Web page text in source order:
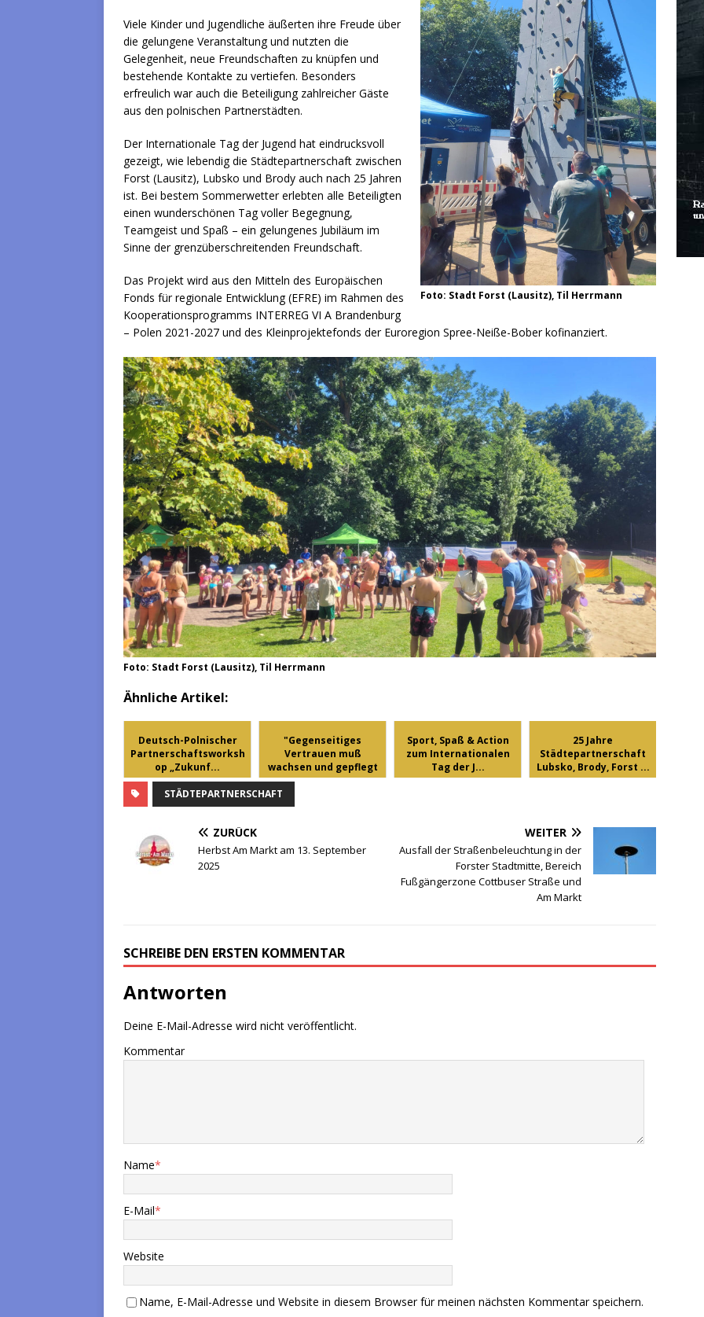
Foto: Stadt Forst (Lausitz), Til Herrmann
Viele Kinder und Jugendliche äußerten ihre Freude über
die gelungene Veranstaltung und nutzten die
Gelegenheit, neue Freundschaften zu knüpfen und
bestehende Kontakte zu vertiefen. Besonders
erfreulich war auch die Beteiligung zahlreicher Gäste
aus den polnischen Partnerstädten.
Der Internationale Tag der Jugend hat eindrucksvoll
gezeigt, wie lebendig die Städtepartnerschaft zwischen
Forst (Lausitz), Lubsko und Brody auch nach 25 Jahren
ist. Bei bestem Sommerwetter erlebten alle Beteiligten
einen wunderschönen Tag voller Begegnung,
Teamgeist und Spaß – ein gelungenes Jubiläum im
Sinne der grenzüberschreitenden Freundschaft.
Das Projekt wird aus den Mitteln des Europäischen
Fonds für regionale Entwicklung (EFRE) im Rahmen des
Kooperationsprogramms INTERREG VI A Brandenburg
– Polen 2021-2027 und des Kleinprojektefonds der Euroregion Spree-Neiße-Bober kofinanziert.
Foto: Stadt Forst (Lausitz), Til Herrmann
Ähnliche Artikel:
Deutsch-Polnischer
Partnerschaftsworksh
op „Zukunf...
"Gegenseitiges
Vertrauen muß
wachsen und gepflegt
...
Sport, Spaß & Action
zum Internationalen
Tag der J...
25 Jahre
Städtepartnerschaft
Lubsko, Brody, Forst ...
STÄDTEPARTNERSCHAFT
ZURÜCK
Herbst Am Markt am 13. September
2025
WEITER
Ausfall der Straßenbeleuchtung in der
Forster Stadtmitte, Bereich
Fußgängerzone Cottbuser Straße und
Am Markt
SCHREIBE DEN ERSTEN KOMMENTAR
Antworten
Deine E-Mail-Adresse wird nicht veröffentlicht.
Kommentar
Name*
E-Mail*
Website
Name, E-Mail-Adresse und Website in diesem Browser für meinen nächsten Kommentar speichern.